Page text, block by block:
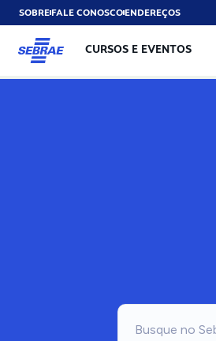
SOBREFALE CONOSCOENDEREÇOS
CURSOS E EVENTOS